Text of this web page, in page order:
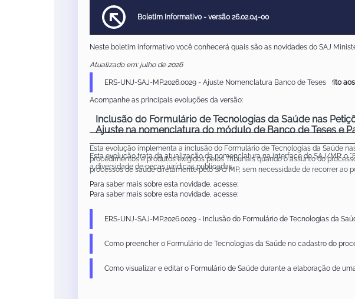
Boletim Informativo - versão 26.02.04-00
Neste boletim informativo você conhecerá quais são as novidades do SAJ
Atualizado em: julho de 2026
❗As documentações técnicas (ERS e ROI, por exemplo) são de acesso restrito
Acompanhe as principais evoluções da versão:
Ajuste na nomenclatura do módulo de Banco de Teses e
Esta evolução trata da atualização da nomenclatura na interface do SAJ/MP: o
a diversidade de peças jurídicas publicadas.
Para saber mais sobre esta novidade, acesse:
ERS-UNJ-SAJ-MP.2026.0029 - Ajuste Nomenclatura Banco de Teses
Inclusão do Formulário de Tecnologias da Saúde nas
Esta evolução implementa a inclusão do Formulário de Tecnologias da Saúde
procedimentos e produtos exigidos pelos Tribunais quando o assunto do
processos de saúde diretamente pelo SAJ MP, sem necessidade de recorrer ao
Para saber mais sobre esta novidade, acesse:
ERS-UNJ-SAJ-MP.2026.0029 - Inclusão do Formulário de Tecnologias da
Como preencher o Formulário de Tecnologias da Saúde no cadastro do
Como visualizar e editar o Formulário de Saúde durante a elaboração de